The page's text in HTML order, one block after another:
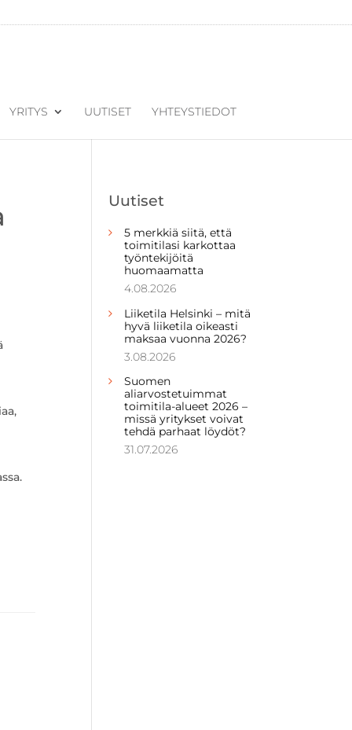
YRITYS UUTISET YHTEYSTIEDOT
Uutiset
5 merkkiä siitä, että
toimitilasi karkottaa
työntekijöitä
huomaamatta
4.08.2026
Liiketila Helsinki – mitä
hyvä liiketila oikeasti
maksaa vuonna 2026?
3.08.2026
Suomen
aliarvostetuimmat
toimitila-alueet 2026 –
missä yritykset voivat
tehdä parhaat löydöt?
31.07.2026